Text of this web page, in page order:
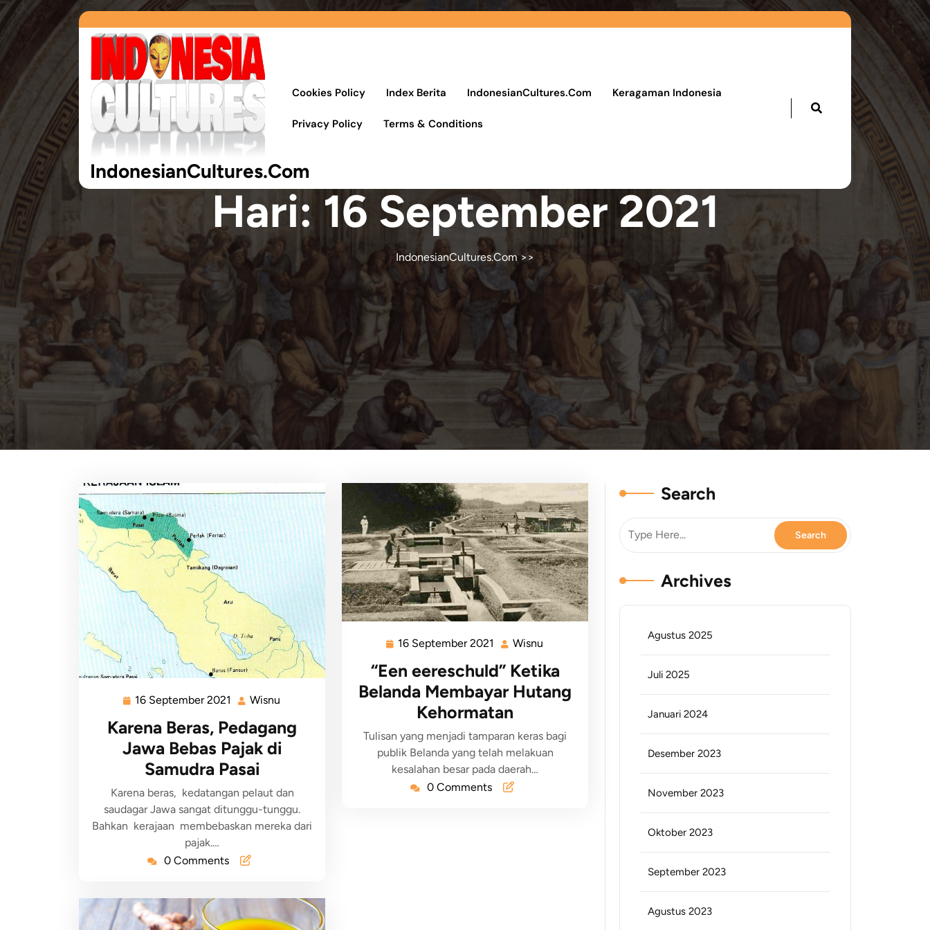
IndonesianCultures.Com
Cookies Policy Index Berita IndonesianCultures.Com Keragaman Indonesia
Privacy Policy Terms & Conditions
Hari: 16 September 2021
IndonesianCultures.Com>>
16 September 2021 Wisnu
Karena Beras, Pedagang
Jawa Bebas Pajak di
Samudra Pasai
Karena beras, kedatangan pelaut dan
saudagar Jawa sangat ditunggu-tunggu.
Bahkan kerajaan membebaskan mereka dari
pajak.…
0 Comments
16 September 2021 Wisnu
“Een eereschuld” Ketika
Belanda Membayar Hutang
Kehormatan
Tulisan yang menjadi tamparan keras bagi
publik Belanda yang telah melakuan
kesalahan besar pada daerah…
0 Comments
Search
Archives
Agustus 2025
Juli 2025
Januari 2024
Desember 2023
November 2023
Oktober 2023
September 2023
Agustus 2023